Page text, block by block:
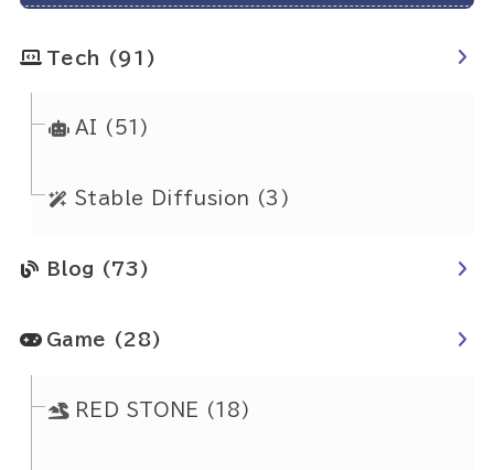
Tech (91)
AI (51)
Stable Diffusion (3)
Blog (73)
Game (28)
RED STONE (18)